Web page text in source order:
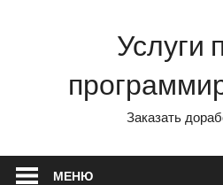
Услуги
Заказать
МЕНЮ